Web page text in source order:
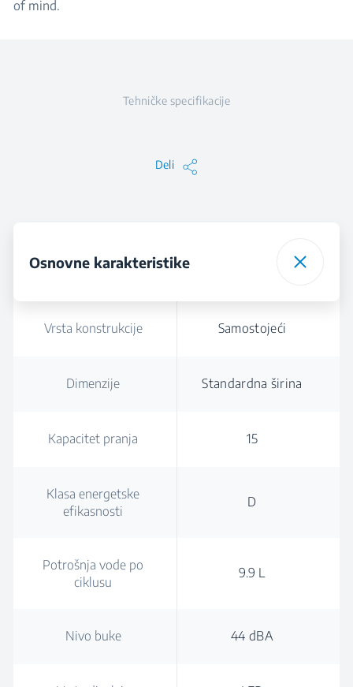
of mind.
Tehničke specifikacije
Deli
Osnovne karakteristike
Vrsta konstrukcije Samostojeći
Dimenzije Standardna širina
Kapacitet pranja 15
Klasa energetske
efikasnosti
D
Potrošnja vode po
ciklusu
9.9 L
Nivo buke 44 dBA